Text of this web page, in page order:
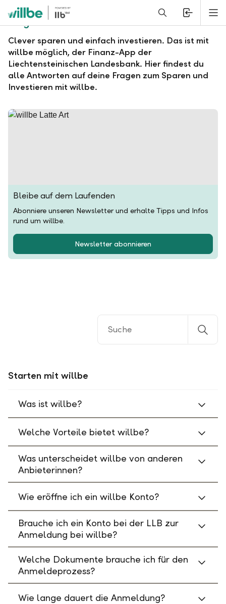
Alerts.Headline
Fragen und Antworten zu willbe
Clever sparen und einfach investieren. Das ist mit
willbe möglich, der Finanz-App der
Liechtensteinischen Landesbank. Hier findest du
alle Antworten auf deine Fragen zum Sparen und
Investieren mit willbe.
Bleibe auf dem Laufenden
Abonniere unseren Newsletter und erhalte Tipps und Infos
rund um willbe.
Newsletter abonnieren
Starten mit willbe
Was ist willbe?
Welche Vorteile bietet willbe?
Was unterscheidet willbe von anderen
Anbieterinnen?
Wie eröffne ich ein willbe Konto?
Brauche ich ein Konto bei der LLB zur
Anmeldung bei willbe?
Welche Dokumente brauche ich für den
Anmeldeprozess?
Wie lange dauert die Anmeldung?